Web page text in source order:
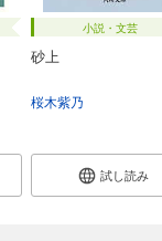
小説・文芸
砂上
桜木紫乃
試し読み